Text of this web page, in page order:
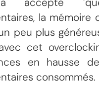
la mémoire
peu plus
cet
en hausse
consommés.